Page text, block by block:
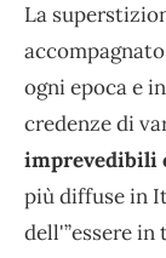
La
ogni epoca e
credenze di
imprevedibili
più diffuse in
dell'”essere